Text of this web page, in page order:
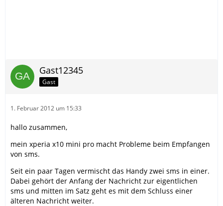
Gast12345
Gast
1. Februar 2012 um 15:33
hallo zusammen,
mein xperia x10 mini pro macht Probleme beim Empfangen
von sms.
Seit ein paar Tagen vermischt das Handy zwei sms in einer.
Dabei gehört der Anfang der Nachricht zur eigentlichen
sms und mitten im Satz geht es mit dem Schluss einer
älteren Nachricht weiter.